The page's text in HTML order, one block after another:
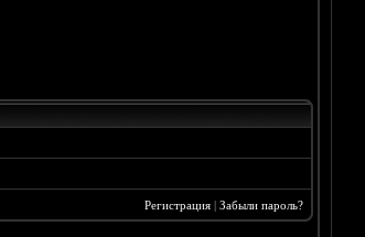
Регистрация| Забыли пароль?